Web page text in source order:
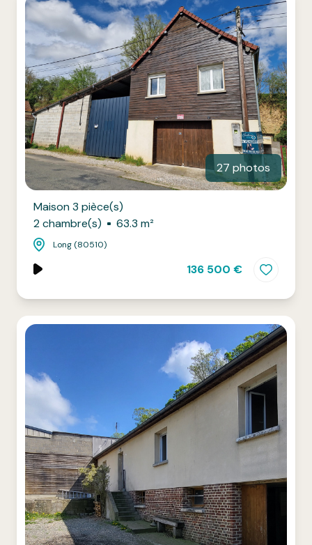
Contact
27 photos
Maison 3 pièce(s)
2 chambre(s)
63.3 m²
Long (80510)
136 500 €